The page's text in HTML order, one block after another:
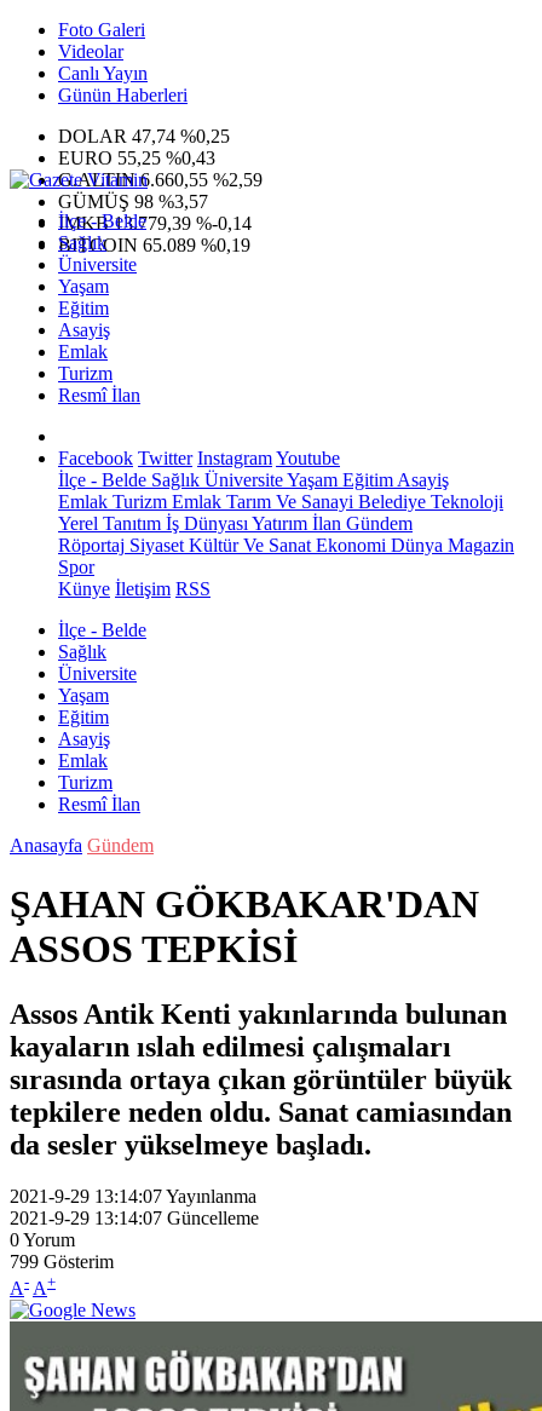
Foto Galeri
Videolar
Canlı Yayın
Günün Haberleri
DOLAR 47,74 %0,25
EURO 55,25 %0,43
G.ALTIN6.660,55 %2,59
GÜMÜŞ 98 %3,57
IMKB13.779,39 %-0,14
BITCOIN 65.089 %0,19
İlçe - Belde
Sağlık
Üniversite
Yaşam
Eğitim
Asayiş
Emlak
Turizm
Resmî İlan
Facebook Twitter InstagramYoutube
İlçe - Belde Sağlık ÜniversiteYaşam Eğitim Asayiş
Emlak Turizm Emlak Tarım Ve Sanayi Belediye Teknoloji
Yerel Tanıtım İş Dünyası Yatırım İlan Gündem
Röportaj Siyaset Kültür Ve Sanat Ekonomi Dünya Magazin
Spor
Künye İletişim RSS
İlçe - Belde
Sağlık
Üniversite
Yaşam
Eğitim
Asayiş
Emlak
Turizm
Resmî İlan
Anasayfa Gündem
ŞAHAN GÖKBAKAR'DAN
ASSOS TEPKİSİ
Assos Antik Kenti yakınlarında bulunan
kayaların ıslah edilmesi çalışmaları
sırasında ortaya çıkan görüntüler büyük
tepkilere neden oldu. Sanat camiasından
da sesler yükselmeye başladı.
2021-9-29 13:14:07Yayınlanma
2021-9-29 13:14:07 Güncelleme
0Yorum
799 Gösterim
A- A+